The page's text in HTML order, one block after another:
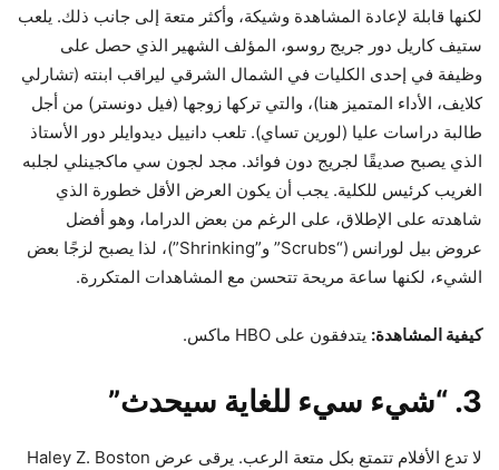
لكنها قابلة لإعادة المشاهدة وشيكة، وأكثر متعة إلى جانب ذلك. يلعب
ستيف كاريل دور جريج روسو، المؤلف الشهير الذي حصل على
وظيفة في إحدى الكليات في الشمال الشرقي ليراقب ابنته (تشارلي
كلايف، الأداء المتميز هنا)، والتي تركها زوجها (فيل دونستر) من أجل
طالبة دراسات عليا (لورين تساي). تلعب دانييل ديدوايلر دور الأستاذ
الذي يصبح صديقًا لجريج دون فوائد. مجد لجون سي ماكجينلي لجلبه
الغريب كرئيس للكلية. يجب أن يكون العرض الأقل خطورة الذي
شاهدته على الإطلاق، على الرغم من بعض الدراما، وهو أفضل
عروض بيل لورانس (“Scrubs” و”Shrinking”)، لذا يصبح لزجًا بعض
الشيء، لكنها ساعة مريحة تتحسن مع المشاهدات المتكررة.
كيفية المشاهدة: يتدفقون على HBO ماكس.
3. “شيء سيء للغاية سيحدث”
لا تدع الأفلام تتمتع بكل متعة الرعب. يرقى عرض Haley Z. Boston